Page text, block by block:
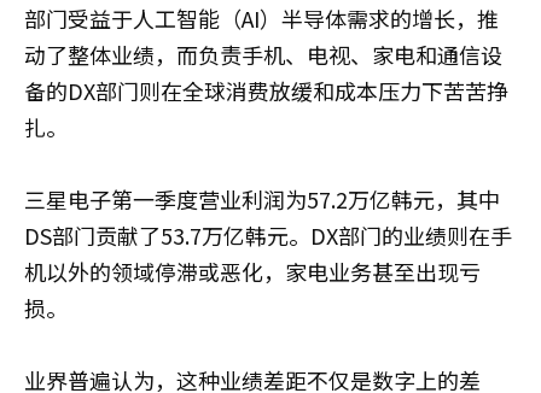
部门受益于人工智能（AI）半导体需求的增长，推
动了整体业绩，而负责手机、电视、家电和通信设
备的DX部门则在全球消费放缓和成本压力下苦苦挣
扎。
三星电子第一季度营业利润为57.2万亿韩元，其中
DS部门贡献了53.7万亿韩元。DX部门的业绩则在手
机以外的领域停滞或恶化，家电业务甚至出现亏
损。
业界普遍认为，这种业绩差距不仅是数字上的差